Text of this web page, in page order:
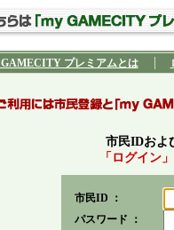
プレミアムとは
市民IDおよ
「ログイン」
市民ID ：
パスワード ：